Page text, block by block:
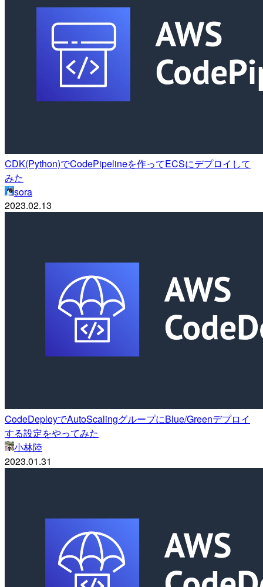
CDK(Python)でCodePipelineを作ってECSにデプロイして
みた
sora
2023.02.13
CodeDeployでAutoScalingグループにBlue/Greenデプロイ
する設定をやってみた
小林陸
2023.01.31